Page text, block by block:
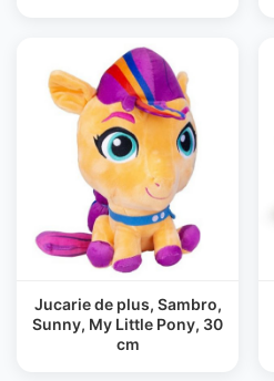
Jucarie de plus, Sambro,
Sunny, My Little Pony, 30
cm